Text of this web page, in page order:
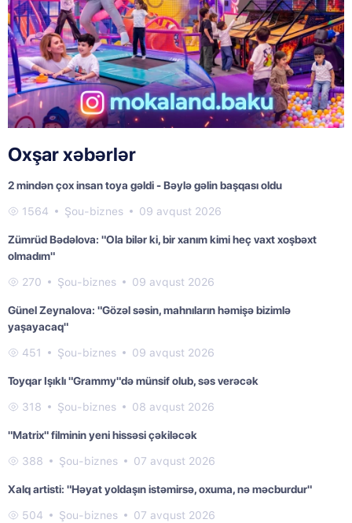
Oxşar xəbərlər
2 mindən çox insan toya gəldi - Bəylə gəlin başqası oldu
1564 Şou-biznes 09 avqust 2026
Zümrüd Bədəlova: "Ola bilər ki, bir xanım kimi heç vaxt xoşbəxt
olmadım"
270 Şou-biznes 09 avqust 2026
Günel Zeynalova: "Gözəl səsin, mahnıların həmişə bizimlə
yaşayacaq"
451 Şou-biznes 09 avqust 2026
Toyqar Işıklı "Grammy"də münsif olub, səs verəcək
318 Şou-biznes 08 avqust 2026
"Matrix" filminin yeni hissəsi çəkiləcək
388 Şou-biznes 07 avqust 2026
Xalq artisti: "Həyat yoldaşın istəmirsə, oxuma, nə məcburdur"
504 Şou-biznes 07 avqust 2026